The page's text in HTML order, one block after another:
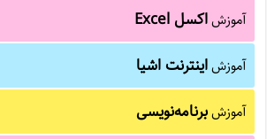
آموزشاکسل Excel
آموزشاینترنت اشیا
آموزشبرنامه‌نویسی